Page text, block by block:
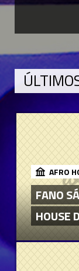
AFRO
FANO
HOUSE